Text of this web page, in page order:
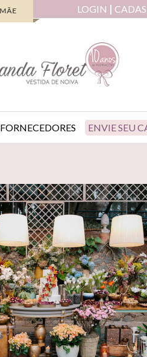
LOGIN
FORNECEDORES ENVIE SEU